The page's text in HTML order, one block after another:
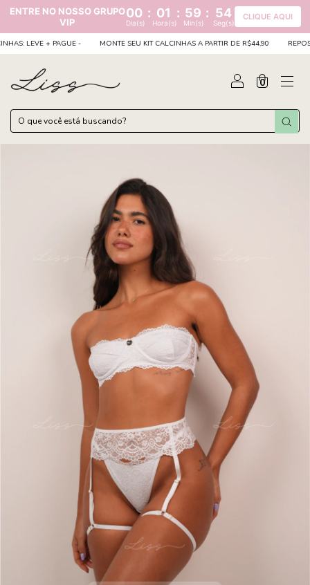
ENTRE NO NOSSO GRUPO
VIP
00 : 01 : 59 : 54
Dia(s) Hora(s) Min(s) Seg(s)
CLIQUE AQUI
LEVE + PAGUE - MONTE SEU KIT CALCINHAS A PARTIR DE R$44,90
0